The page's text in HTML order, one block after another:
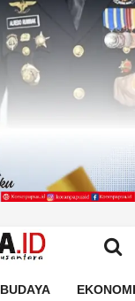
BUDAYA EKONOMI